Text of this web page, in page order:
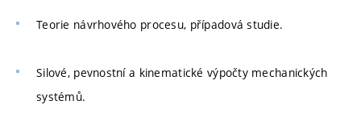
Teorie návrhového procesu, případová studie.
Silové, pevnostní a kinematické výpočty mechanických
systémů.